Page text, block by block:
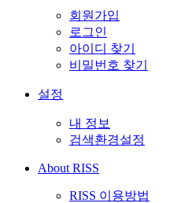
회원가입
로그인
아이디 찾기
비밀번호 찾기
설정
내 정보
검색환경설정
About RISS
RISS 이용방법